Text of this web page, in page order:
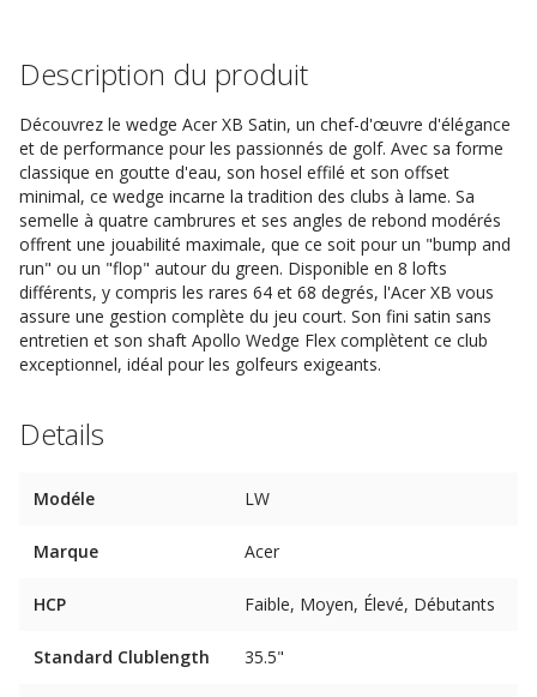
Description du produit
Découvrez le wedge Acer XB Satin, un chef-d'œuvre d'élégance
et de performance pour les passionnés de golf. Avec sa forme
classique en goutte d'eau, son hosel effilé et son offset
minimal, ce wedge incarne la tradition des clubs à lame. Sa
semelle à quatre cambrures et ses angles de rebond modérés
offrent une jouabilité maximale, que ce soit pour un "bump and
run" ou un "flop" autour du green. Disponible en 8 lofts
différents, y compris les rares 64 et 68 degrés, l'Acer XB vous
assure une gestion complète du jeu court. Son fini satin sans
entretien et son shaft Apollo Wedge Flex complètent ce club
exceptionnel, idéal pour les golfeurs exigeants.
Details
Modéle LW
Marque Acer
HCP Faible, Moyen, Élevé, Débutants
Standard Clublength 35.5"